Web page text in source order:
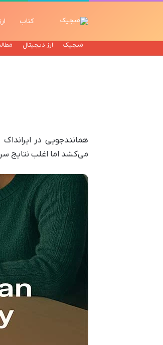
کتاب
میجیک ارز دیجیتال
می‌کشد اما اغلب نتایج